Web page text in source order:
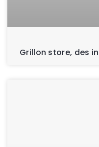
Grillon store, des